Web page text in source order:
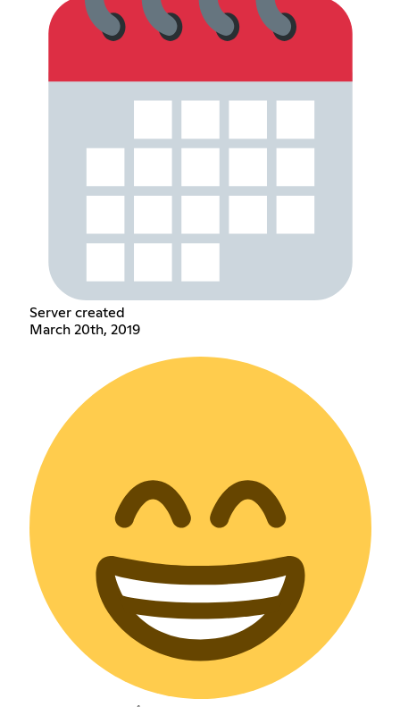
Server created
March 20th, 2019